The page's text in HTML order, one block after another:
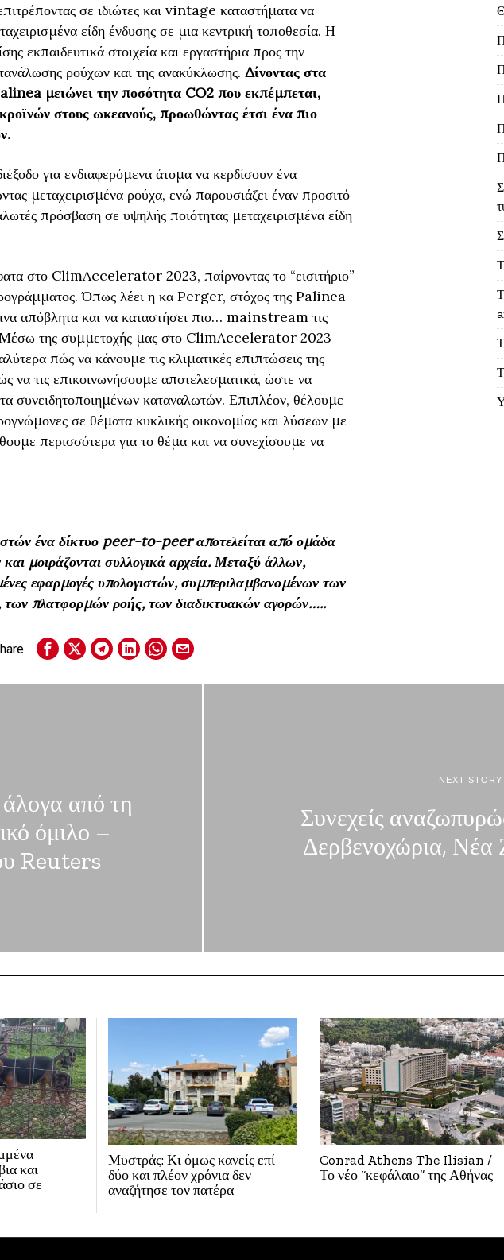
σε ιδιώτες και vintage καταστήματα να
είδη ένδυσης σε μια κεντρική τοποθεσία. Η
εκπαιδευτικά στοιχεία και εργαστήρια προς την
ρούχων και της ανακύκλωσης. Δίνοντας στα
μειώνει την ποσότητα CO2 που εκπέμπεται,
στους ωκεανούς, προωθώντας έτσι ένα πιο
για ενδιαφερόμενα άτομα να κερδίσουν ένα
μεταχειρισμένα ρούχα, ενώ παρουσιάζει έναν προσιτό
πρόσβαση σε υψηλής ποιότητας μεταχειρισμένα είδη
στο ClimAccelerator 2023, παίρνοντας το “εισιτήριο”
Όπως λέει η κα Perger, στόχος της Palinea
απόβλητα και να καταστήσει πιο… mainstream τις
“Μέσω της συμμετοχής μας στο ClimAccelerator 2023
πώς να κάνουμε τις κλιματικές επιπτώσεις της
να τις επικοινωνήσουμε αποτελεσματικά, ώστε να
συνειδητοποιημένων καταναλωτών. Επιπλέον, θέλουμε
σε θέματα κυκλικής οικονομίας και λύσεων με
περισσότερα για το θέμα και να συνεχίσουμε να
ένα δίκτυο peer-to-peer αποτελείται από ομάδα
μοιράζονται συλλογικά αρχεία. Μεταξύ άλλων,
εφαρμογές υπολογιστών, συμπεριλαμβανομένων των
των πλατφορμών ροής, των διαδικτυακών αγορών…..
από τη
όμιλο –
Reuters
NEXT STORY
Συνεχείς
Δερβενοχώρια,
και
σε
Μυστράς: Κι όμως κανείς επί
δύο και πλέον χρόνια δεν
αναζήτησε τον πατέρα
Conrad Athens The Ilisian /
Το νέο “κεφάλαιο” της Αθήνας